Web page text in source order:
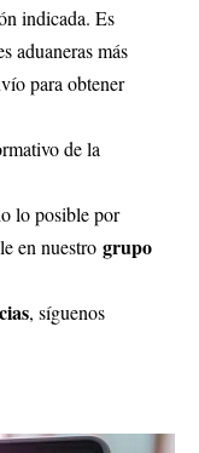
indicada. Es
aduaneras más
para obtener
de la
lo posible por
en nuestro grupo
, síguenos